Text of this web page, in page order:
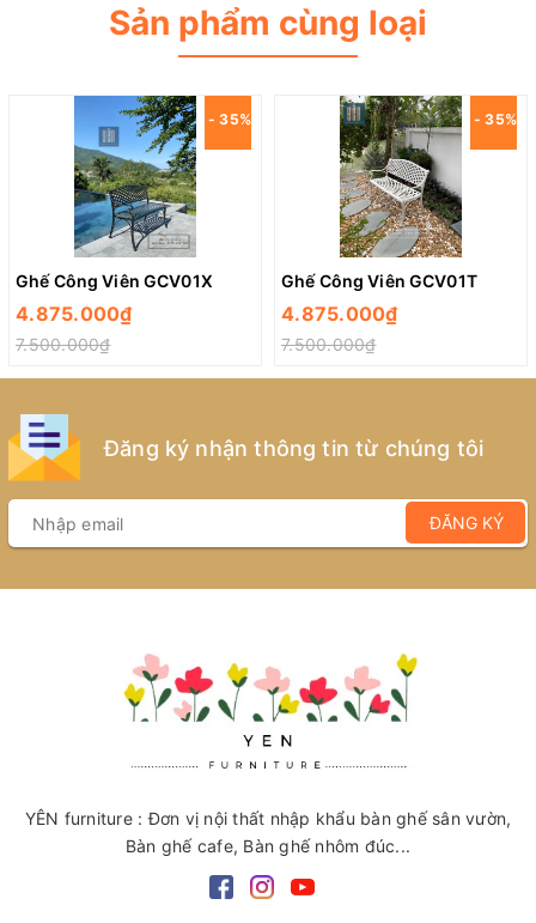
Sản phẩm cùng loại
- 35%
Ghế Công Viên GCV01X
4.875.000₫
7.500.000₫
- 35%
Ghế Công Viên GCV01T
4.875.000₫
7.500.000₫
Đăng ký nhận thông tin từ chúng tôi
ĐĂNG KÝ
YÊN furniture : Đơn vị nội thất nhập khẩu bàn ghế sân vườn,
Bàn ghế cafe, Bàn ghế nhôm đúc...